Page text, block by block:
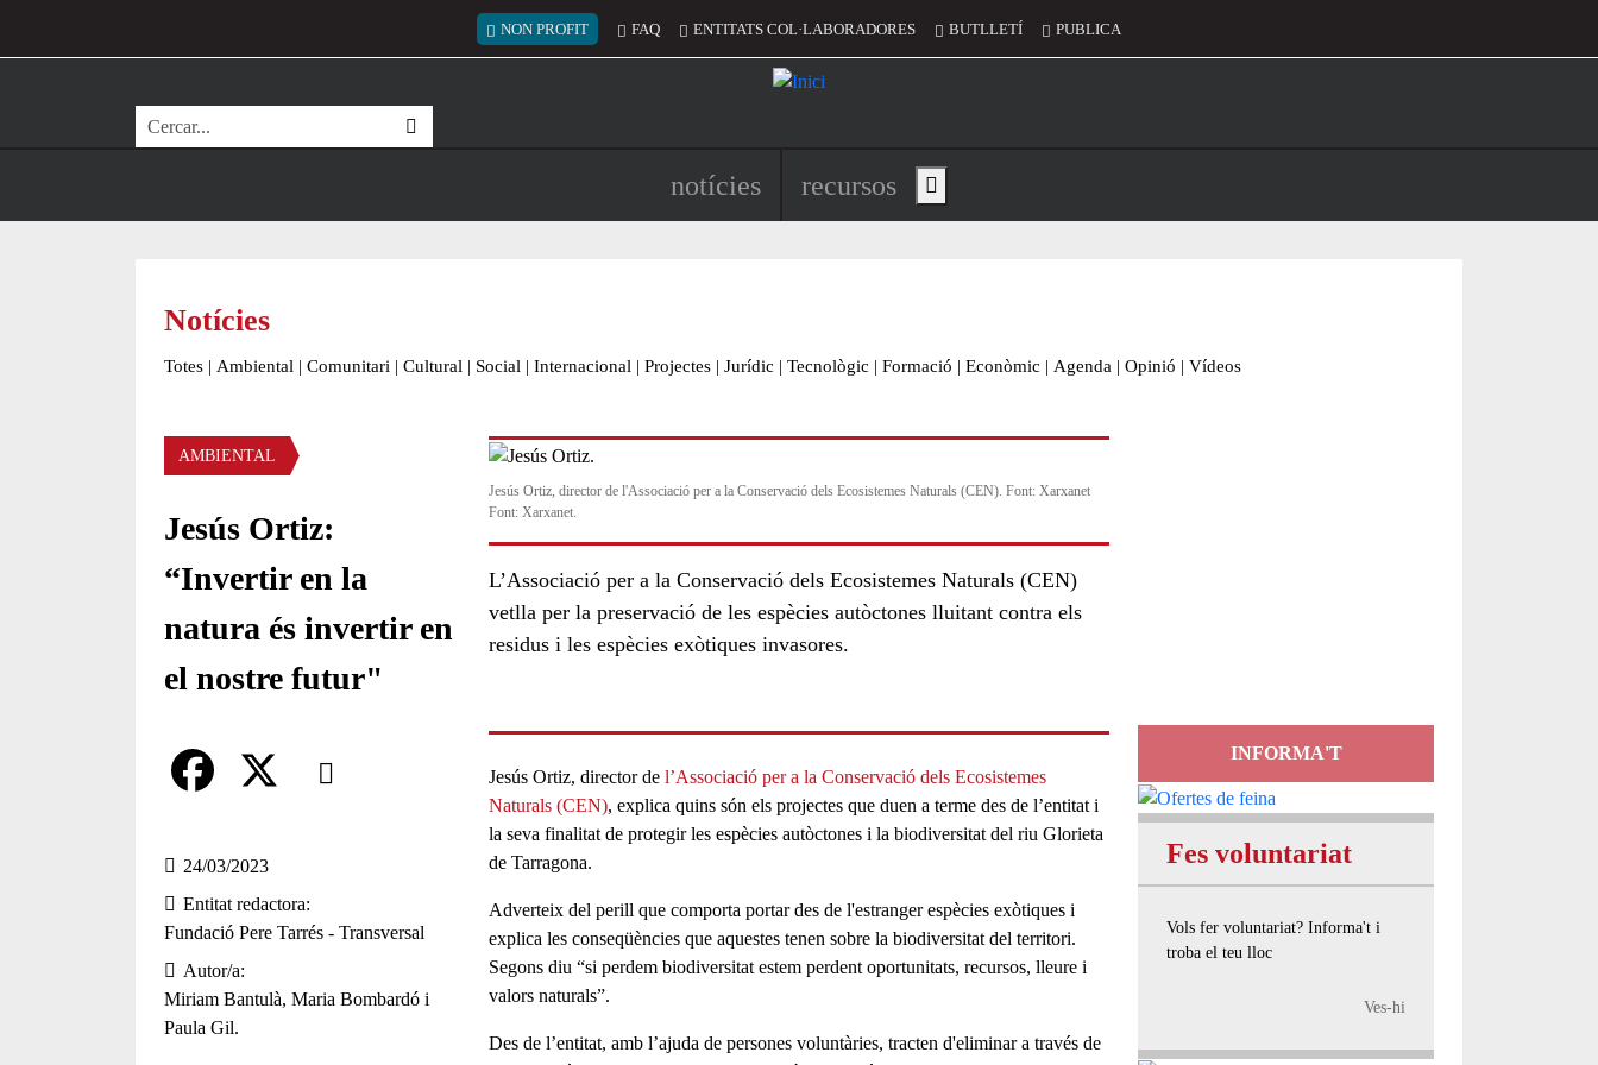
Menú del compte d'usuari
NON PROFIT FAQ ENTITATS COL·LABORADORES BUTLLETÍ PUBLICA
Cerca
Navegació principal de l'encapçalament
notícies recursos Show main menu
Notícies
Totes | Ambiental | Comunitari | Cultural | Social | Internacional | Projectes | Jurídic | Tecnològic | Formació | Econòmic | Agenda | Opinió | Vídeos
Àmbit de la notícia
AMBIENTAL
Jesús Ortiz:
“Invertir en la
natura és invertir en
el nostre futur"
Comparteix
a
c
b
o
Compartir en altres xarxes socials
24/03/2023
Entitat redactora
Fundació Pere Tarrés - Transversal
Autor/a
Miriam Bantulà, Maria Bombardó i
Paula Gil.
Jesús Ortiz, director de l'Associació per a la Conservació dels Ecosistemes Naturals (CEN). Font: Xarxanet
Font: Xarxanet.
L’Associació per a la Conservació dels Ecosistemes Naturals (CEN)
vetlla per la preservació de les espècies autòctones lluitant contra els
residus i les espècies exòtiques invasores.
Jesús Ortiz, director de l’Associació per a la Conservació dels Ecosistemes
Naturals (CEN), explica quins són els projectes que duen a terme des de l’entitat i
la seva finalitat de protegir les espècies autòctonesi la biodiversitat del riu Glorieta
de Tarragona.
Adverteix del perill que comporta portar des de l'estrangerespècies exòtiquesi
explica les conseqüències que aquestes tenen sobre la biodiversitat del territori.
Segons diu “si perdem biodiversitat estem perdent oportunitats, recursos, lleure i
valors naturals”.
Des de l’entitat, amb l’ajuda de persones voluntàries, tracten d'eliminara través de
INFORMA'T
Fes voluntariat
Vols fer voluntariat? Informa't i
troba el teu lloc
Ves-hi